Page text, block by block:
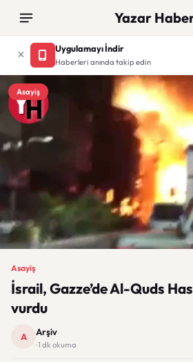
Yazar
Uygulamayı İndir
Haberleri anında takip edin
Asayiş
Asayiş
İsrail, Gazze’de Al-Quds
vurdu
A Arşiv
· 1 dk okuma